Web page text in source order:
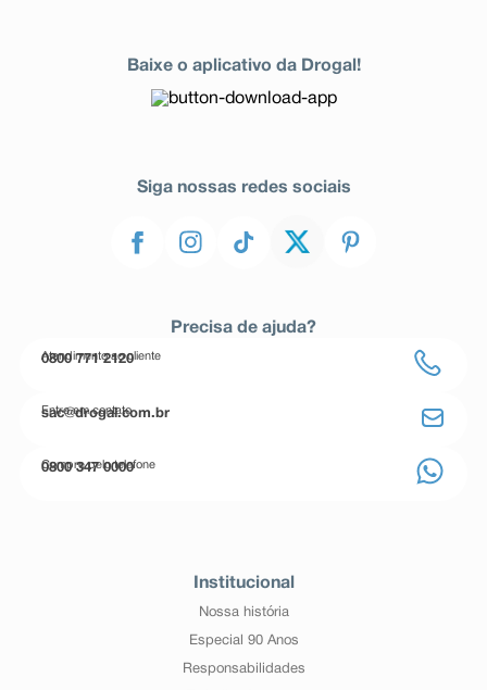
Baixe o aplicativo da Drogal!
Siga nossas redes sociais
Precisa de ajuda?
Atendimento ao cliente
0800 771 2120
Entre em contato
sac@drogal.com.br
Compre pelo telefone
0800 347 0000
Institucional
Nossa história
Especial 90 Anos
Responsabilidades